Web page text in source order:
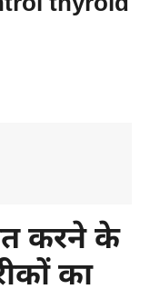
करने के
का